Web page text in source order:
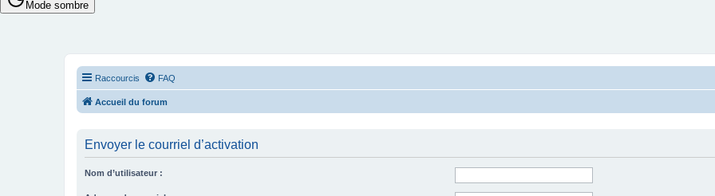
Raccourcis FAQ
Accueil du forum
Envoyer le courriel d’activation
Nom d’utilisateur :